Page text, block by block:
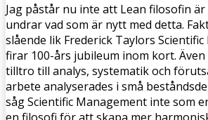
Jag påstår nu inte att Lean filosofin
undrar vad som är nytt med detta.
slående lik Frederick Taylors
firar 100-års jubileum inom kort.
tilltro till analys, systematik och
arbete analyserades i små
såg Scientific Management inte som